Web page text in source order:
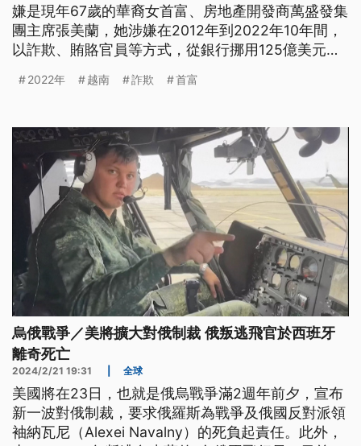
嫌是現年67歲的華裔女首富、房地產開發商萬盛發集
團主席張美蘭，她涉嫌在2012年到2022年10年間，
以詐欺、賄賂官員等方式，從銀行挪用125億美元、
3%。一旦罪名成立，張美蘭最高可能被判處死刑。
2022年 越南 詐欺 首富
烏俄戰爭／美將擴大對俄制裁 俄叛逃飛官於西班牙
離奇死亡
2024/2/21 19:31 全球
美國將在23日，也就是俄烏戰爭滿2週年前夕，宣布
新一波對俄制裁，要求俄羅斯為戰爭及俄國反對派領
袖納瓦尼（Alexei Navalny）的死負起責任。此外，